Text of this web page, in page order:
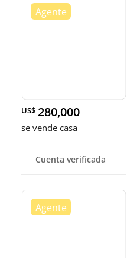
US$ 280,000
se vende casa
Cuenta verificada